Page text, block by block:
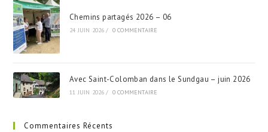
Chemins partagés 2026 – 06
24 JUIN 2026 / 0 COMMENTAIRE
Avec Saint-Colomban dans le Sundgau – juin 2026
11 JUIN 2026 / 0 COMMENTAIRE
Commentaires Récents